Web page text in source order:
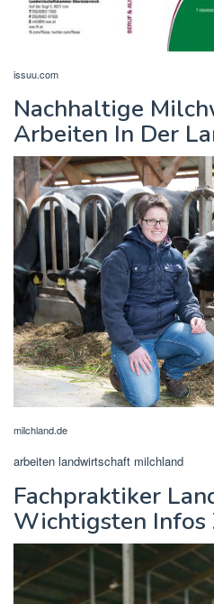
issuu.com
Nachhaltige
Arbeiten In Der
milchland.de
arbeiten landwirtschaft milchland
Fachpraktiker
Wichtigsten